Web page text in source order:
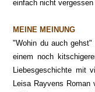
einfach nicht
MEINE MEINUNG
"Wohin du auch
einem noch
Liebesgeschichte mit
Leisa Rayvens Roman